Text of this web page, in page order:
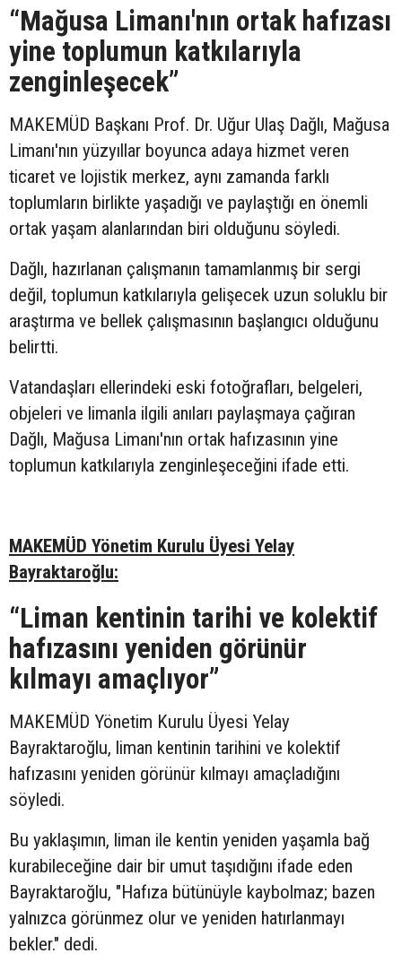
“Mağusa Limanı'nın ortak hafızası
yine toplumun katkılarıyla
zenginleşecek”
MAKEMÜD Başkanı Prof. Dr. Uğur Ulaş Dağlı, Mağusa
Limanı'nın yüzyıllar boyunca adaya hizmet veren
ticaret ve lojistik merkez, aynı zamanda farklı
toplumların birlikte yaşadığı ve paylaştığı en önemli
ortak yaşam alanlarından biri olduğunu söyledi.
Dağlı, hazırlanan çalışmanın tamamlanmış bir sergi
değil, toplumun katkılarıyla gelişecek uzun soluklu bir
araştırma ve bellek çalışmasının başlangıcı olduğunu
belirtti.
Vatandaşları ellerindeki eski fotoğrafları, belgeleri,
objeleri ve limanla ilgili anıları paylaşmaya çağıran
Dağlı, Mağusa Limanı'nın ortak hafızasının yine
toplumun katkılarıyla zenginleşeceğini ifade etti.
MAKEMÜD Yönetim Kurulu Üyesi Yelay
Bayraktaroğlu:
“Liman kentinin tarihi ve kolektif
hafızasını yeniden görünür
kılmayı amaçlıyor”
MAKEMÜD Yönetim Kurulu Üyesi Yelay
Bayraktaroğlu, liman kentinin tarihini ve kolektif
hafızasını yeniden görünür kılmayı amaçladığını
söyledi.
Bu yaklaşımın, liman ile kentin yeniden yaşamla bağ
kurabileceğine dair bir umut taşıdığını ifade eden
Bayraktaroğlu, "Hafıza bütünüyle kaybolmaz; bazen
yalnızca görünmez olur ve yeniden hatırlanmayı
bekler." dedi.